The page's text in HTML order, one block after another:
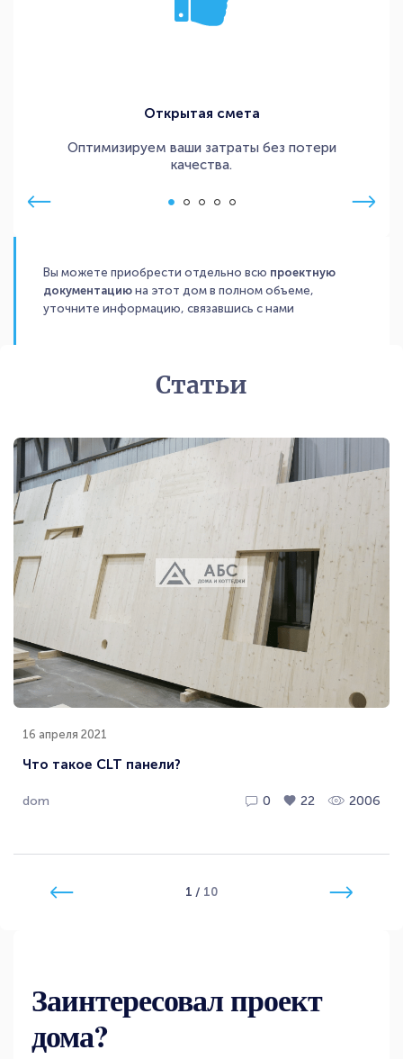
Открытая смета
Оптимизируем ваши затраты без потери
качества.
Вы можете приобрести отдельно всю проектную
документацию на этот дом в полном объеме,
уточните информацию, связавшись с нами
Статьи
16 апреля 2021
Что такое CLT панели?
dom 0 22 2006
1 / 10
Заинтересовал проект
дома?